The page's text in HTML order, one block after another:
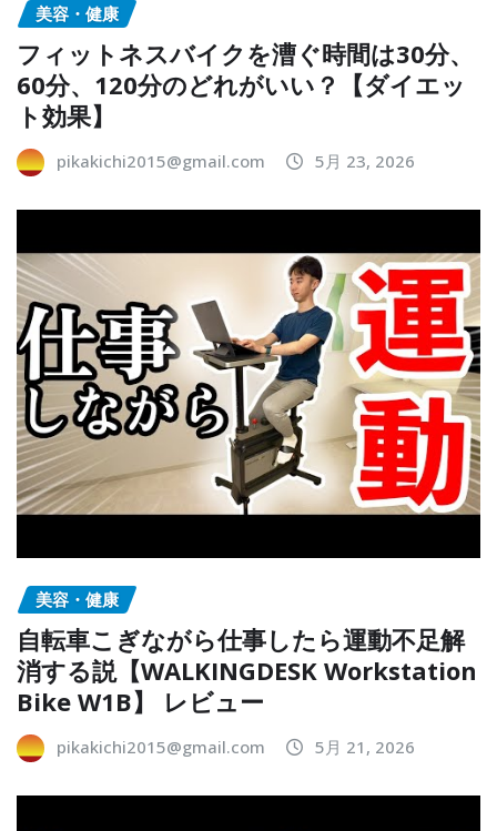
美容・健康
フィットネスバイクを漕ぐ時間は30分、
60分、120分のどれがいい？【ダイエッ
ト効果】
pikakichi2015@gmail.com 5月 23, 2026
美容・健康
自転車こぎながら仕事したら運動不足解
消する説【WALKINGDESK Workstation
Bike W1B】 レビュー
pikakichi2015@gmail.com 5月 21, 2026